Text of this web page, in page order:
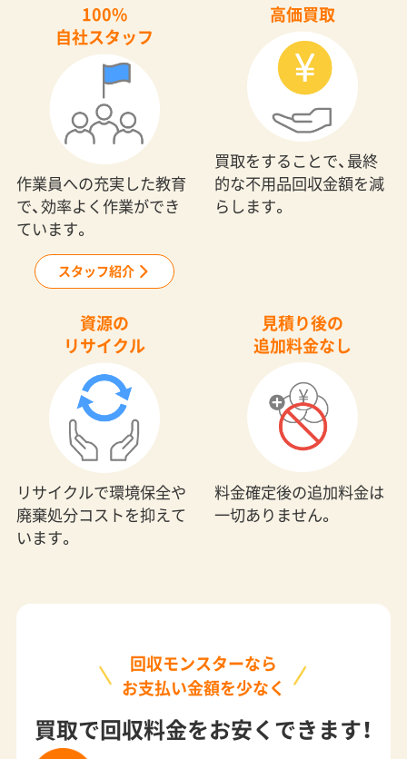
100%
自社スタッフ
作業員への充実した教育
で、効率よく作業ができ
ています。
スタッフ紹介
高価買取
買取をすることで、最終
的な不用品回収金額を減
らします。
資源の
リサイクル
リサイクルで環境保全や
廃棄処分コストを抑えて
います。
見積り後の
追加料金なし
料金確定後の追加料金は
一切ありません。
回収モンスターなら
お支払い金額を少なく
買取で回収料金をお安くできます！